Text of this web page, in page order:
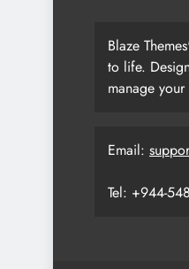
Blaze
to life.
manage
Email:
Tel: +944-